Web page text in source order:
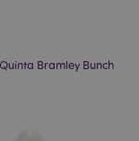
Bramley Bunch